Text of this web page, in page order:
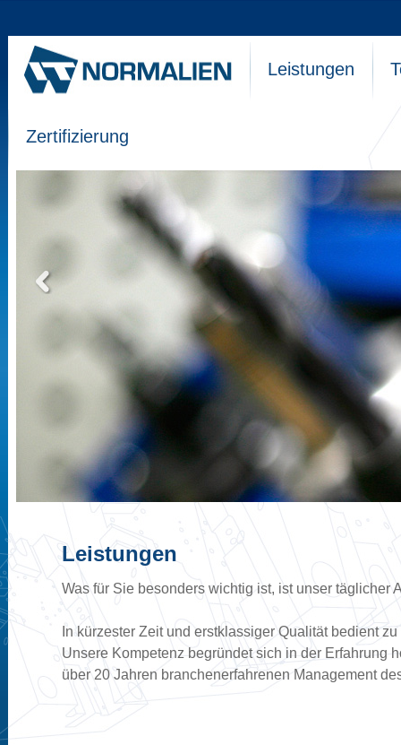
Leistungen
Zertifizierung
Leistungen
Was für Sie besonders wichtig ist, ist unser täglicher
In kürzester Zeit und erstklassiger Qualität bedient
Unsere Kompetenz begründet sich in der Erfahrung
über 20 Jahren branchenerfahrenen Management